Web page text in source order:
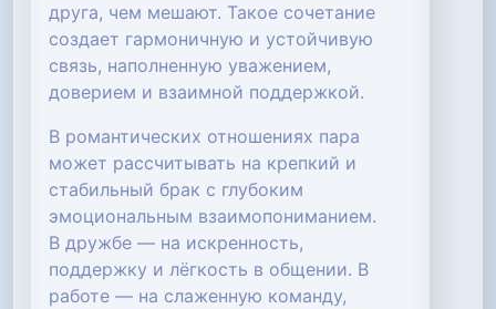
друга, чем мешают. Такое сочетание
создает гармоничную и устойчивую
связь, наполненную уважением,
доверием и взаимной поддержкой.
В романтических отношениях пара
может рассчитывать на крепкий и
стабильный брак с глубоким
эмоциональным взаимопониманием.
В дружбе — на искренность,
поддержку и лёгкость в общении. В
работе — на слаженную команду,